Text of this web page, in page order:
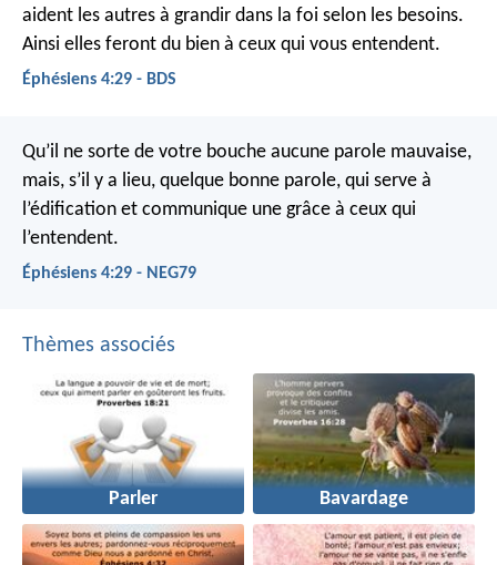
aident les autres à grandir dans la foi selon les besoins.
Ainsi elles feront du bien à ceux qui vous entendent.
Éphésiens 4:29 - BDS
Qu’il ne sorte de votre bouche aucune parole mauvaise,
mais, s’il y a lieu, quelque bonne parole, qui serve à
l’édification et communique une grâce à ceux qui
l’entendent.
Éphésiens 4:29 - NEG79
Thèmes associés
Parler Bavardage